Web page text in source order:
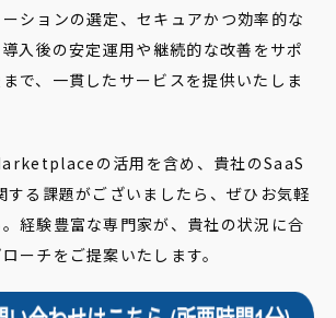
ションの選定、セキュアかつ効率的な
入後の安定運用や継続的な改善をサポ
で、一貫したサービスを提供いたしま
の活用を含め、貴社のSaaS
する課題がございましたら、ぜひお気軽
経験豊富な専門家が、貴社の状況に合
ーチをご提案いたします。